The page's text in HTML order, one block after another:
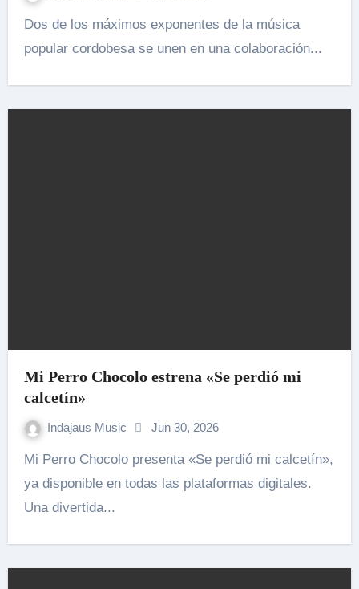
Dos de los máximos exponentes de la música
popular cordobesa se unen en una colaboración...
Mi Perro Chocolo estrena «Se perdió mi
calcetín»
Indajaus Music Jun 30, 2026
Mi Perro Chocolo presenta «Se perdió mi calcetín»,
ya disponible en todas las plataformas digitales.
Una divertida...